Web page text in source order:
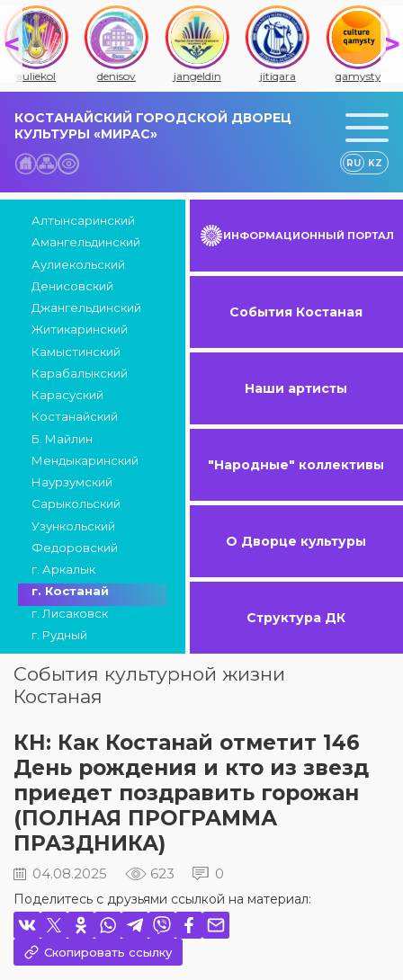
auliekol denisov jangeldin jitiqara qamysty
КОСТАНАЙСКИЙ ГОРОДСКОЙ ДВОРЕЦ
КУЛЬТУРЫ «МИРАС»
RU KZ
Алтынсаринский
Амангельдинский
Аулиекольский
Денисовский
Джангельдинский
Житикаринский
Камыстинский
Карабалыкский
Карасуский
Костанайский
Б. Майлин
Мендыкаринский
Наурзумский
Сарыкольский
Узункольский
Федоровский
г. Аркалык
г. Костанай
г. Лисаковск
г. Рудный
ИНФОРМАЦИОННЫЙ ПОРТАЛ
События Костаная
Наши артисты
"Народные" коллективы
О Дворце культуры
Структура ДК
События культурной жизни
Костаная
КН: Как Костанай отметит 146
День рождения и кто из звезд
приедет поздравить горожан
(ПОЛНАЯ ПРОГРАММА
ПРАЗДНИКА)
04.08.2025 623 0
Поделитесь с друзьями ссылкой на материал:
Скопировать ссылку